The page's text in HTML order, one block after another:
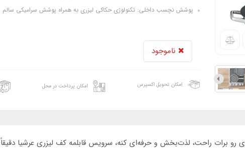
پوشش نچسب داخلی: تکنولوژی حکاکی لیزری به همراه پوشش سرامیکی سالم
ناموجود
امکان تحویل اکسپرس امکان پرداخت در محل
رو برات راحت، لذت‌بخش و حرفه‌ای کنه، سرویس قابلمه کف لیزری عرشیا